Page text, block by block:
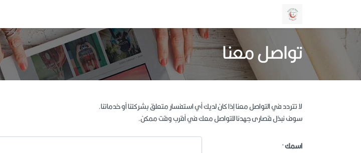
تواصل معنا
لا تتردد في التواصل معنا إذا كان لديك أي استفسار متعلق بشركتنا أو خدماتنا.
سوف نبذل قصارى جهدنا للتواصل معك في أقرب وقت ممكن.
اسمك*